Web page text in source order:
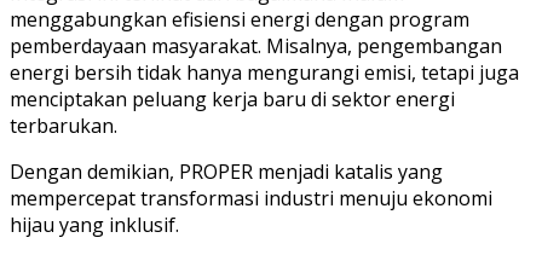
menggabungkan efisiensi energi dengan program
pemberdayaan masyarakat. Misalnya, pengembangan
energi bersih tidak hanya mengurangi emisi, tetapi juga
menciptakan peluang kerja baru di sektor energi
terbarukan.
Dengan demikian, PROPER menjadi katalis yang
mempercepat transformasi industri menuju ekonomi
hijau yang inklusif.